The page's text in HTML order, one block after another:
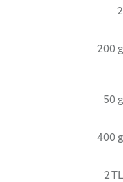
2
200 g
50 g
400 g
2 TL